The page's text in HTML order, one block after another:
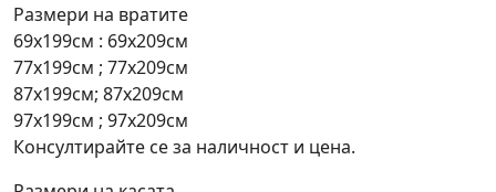
Размери на вратите
69х199см : 69х209см
77х199см ; 77х209см
87х199см; 87х209см
97х199см ; 97х209см
Консултирайте се за наличност и цена.